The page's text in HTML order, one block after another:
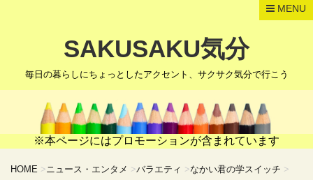
MENU
SAKUSAKU気分
毎日の暮らしにちょっとしたアクセント、サクサク気分で行こう
※本ページにはプロモーションが含まれています
HOME >ニュース・エンタメ >バラエティ >なかい君の学スイッチ >